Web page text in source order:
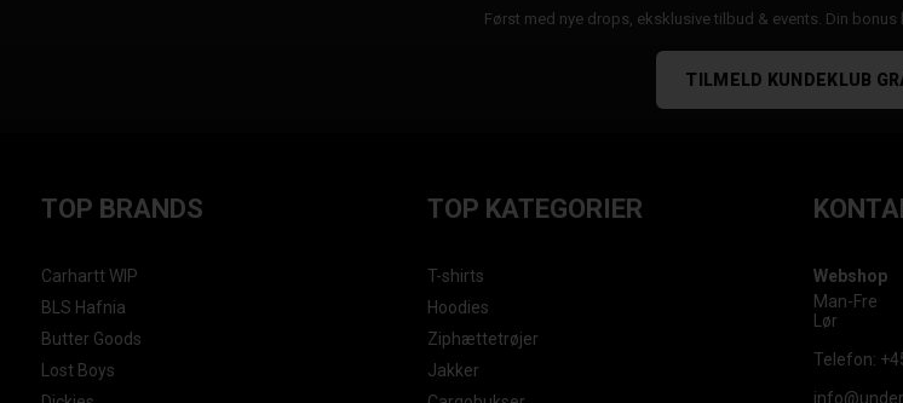
Først med nye drops, eksklusive tilbud & events. Din
TILMELD KUNDEKLUB
TOP BRANDS
Carhartt WIP
BLS Hafnia
Butter Goods
Lost Boys
TOP KATEGORIER
T-shirts
Hoodies
Ziphættetrøjer
Jakker
Webshop
Man-Fre
Lør
Telefon: